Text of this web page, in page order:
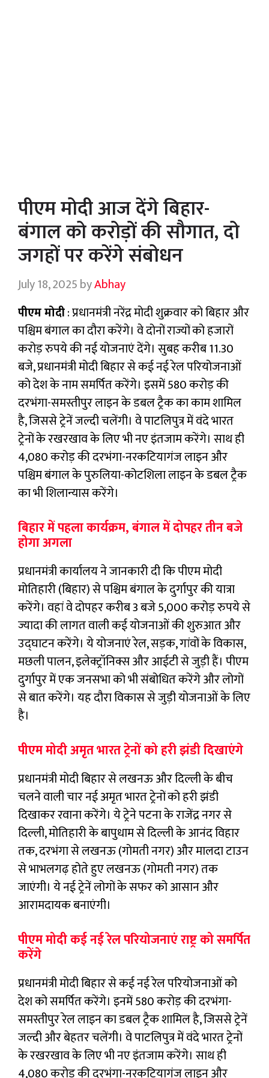
पीएम मोदी आज देंगे बिहार-
बंगाल को करोड़ों की सौगात, दो
जगहों पर करेंगे संबोधन
July 18, 2025byAbhay
पीएम मोदी: प्रधानमंत्री नरेंद्र मोदी शुक्रवार को बिहार और
पश्चिम बंगाल का दौरा करेंगे। वे दोनों राज्यों को हजारों
करोड़ रुपये की नई योजनाएं देंगे। सुबह करीब 11.30
बजे, प्रधानमंत्री मोदी बिहार से कई नई रेल परियोजनाओं
को देश के नाम समर्पित करेंगे। इसमें 580 करोड़ की
दरभंगा-समस्तीपुर लाइन के डबल ट्रैक का काम शामिल
है, जिससे ट्रेनें जल्दी चलेंगी। वे पाटलिपुत्र में वंदे भारत
ट्रेनों के रखरखाव के लिए भी नए इंतजाम करेंगे। साथ ही
4,080 करोड़ की दरभंगा-नरकटियागंज लाइन और
पश्चिम बंगाल के पुरुलिया-कोटशिला लाइन के डबल ट्रैक
का भी शिलान्यास करेंगे।
बिहार में पहला कार्यक्रम, बंगाल में दोपहर तीन बजे
होगा अगला
प्रधानमंत्री कार्यालय ने जानकारी दी कि पीएम मोदी
मोतिहारी (बिहार) से पश्चिम बंगाल के दुर्गापुर की यात्रा
करेंगे। वहां वे दोपहर करीब 3 बजे 5,000 करोड़ रुपये से
ज्यादा की लागत वाली कई योजनाओं की शुरुआत और
उद्घाटन करेंगे। ये योजनाएं रेल, सड़क, गांवों के विकास,
मछली पालन, इलेक्ट्रॉनिक्स और आईटी से जुड़ी हैं। पीएम
दुर्गापुर में एक जनसभा को भी संबोधित करेंगे और लोगों
से बात करेंगे। यह दौरा विकास से जुड़ी योजनाओं के लिए
है।
पीएम मोदी अमृत भारत ट्रेनों को हरी झंडी दिखाएंगे
प्रधानमंत्री मोदी बिहार से लखनऊ और दिल्ली के बीच
चलने वाली चार नई अमृत भारत ट्रेनों को हरी झंडी
दिखाकर रवाना करेंगे। ये ट्रेने पटना के राजेंद्र नगर से
दिल्ली, मोतिहारी के बापुधाम से दिल्ली के आनंद विहार
तक, दरभंगा से लखनऊ (गोमती नगर) और मालदा टाउन
से भाभलगढ़ होते हुए लखनऊ (गोमती नगर) तक
जाएंगी। ये नई ट्रेनें लोगों के सफर को आसान और
आरामदायक बनाएंगी।
पीएम मोदी कई नई रेल परियोजनाएं राष्ट्र को समर्पित
करेंगे
प्रधानमंत्री मोदी बिहार से कई नई रेल परियोजनाओं को
देश को समर्पित करेंगे। इनमें 580 करोड़ की दरभंगा-
समस्तीपुर रेल लाइन का डबल ट्रैक शामिल है, जिससे ट्रेनें
जल्दी और बेहतर चलेंगी। वे पाटलिपुत्र में वंदे भारत ट्रेनों
के रखरखाव के लिए भी नए इंतजाम करेंगे। साथ ही